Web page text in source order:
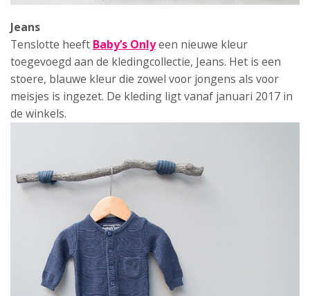
Jeans
Tenslotte heeft Baby’s Onlyeen nieuwe kleur
toegevoegd aan de kledingcollectie, Jeans. Het is een
stoere, blauwe kleur die zowel voor jongens als voor
meisjes is ingezet. De kleding ligt vanaf januari 2017 in
de winkels.